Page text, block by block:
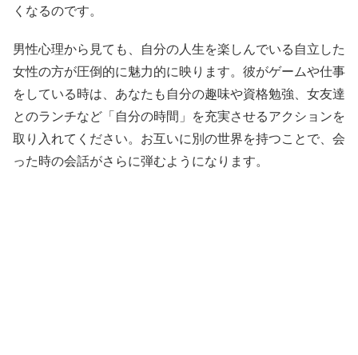
くなるのです。
男性心理から見ても、自分の人生を楽しんでいる自立した
女性の方が圧倒的に魅力的に映ります。彼がゲームや仕事
をしている時は、あなたも自分の趣味や資格勉強、女友達
とのランチなど「自分の時間」を充実させるアクションを
取り入れてください。お互いに別の世界を持つことで、会
った時の会話がさらに弾むようになります。